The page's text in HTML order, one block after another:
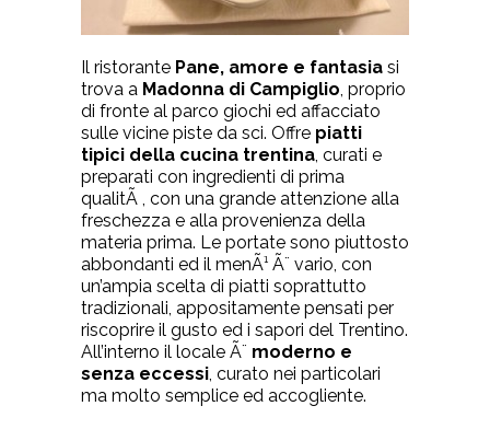
Il ristorante Pane, amore e fantasia si
trova a Madonna di Campiglio , proprio
di fronte al parco giochi ed affacciato
sulle vicine piste da sci. Offre piatti
tipici della cucina trentina , curati e
preparati con ingredienti di prima
qualitÃ , con una grande attenzione alla
freschezza e alla provenienza della
materia prima. Le portate sono piuttosto
abbondanti ed il menÃ¹ Ã¨ vario, con
un’ampia scelta di piatti soprattutto
tradizionali, appositamente pensati per
riscoprire il gusto ed i sapori del Trentino.
All’interno il locale Ã¨ moderno e
senza eccessi , curato nei particolari
ma molto semplice ed accogliente.